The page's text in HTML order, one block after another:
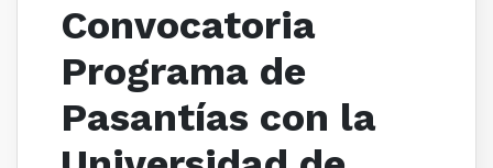
Convocatoria
Programa de
Pasantías con la